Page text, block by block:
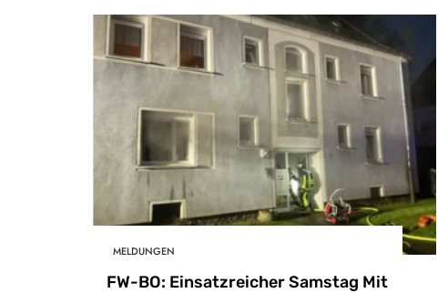
MELDUNGEN
FW-BO: Einsatzreicher Samstag Mit